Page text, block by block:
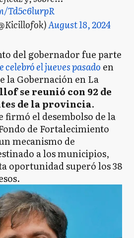
Td5c6lurpR
August 18, 2024
del gobernador fue parte
celebró el jueves pasado en
la Gobernación en La
se reunió con 92 de
de la provincia.
firmó el desembolso de la
de Fortalecimiento
mecanismo de
a los municipios,
oportunidad superó los 38